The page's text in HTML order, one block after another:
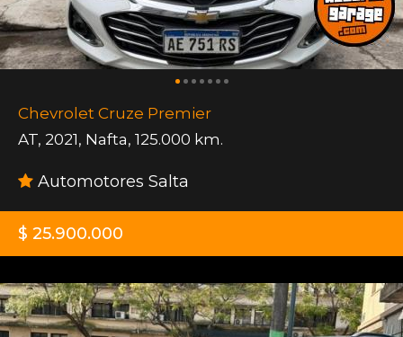
Chevrolet Cruze Premier
AT, 2021, Nafta, 125.000 km.
Automotores Salta
$ 25.900.000